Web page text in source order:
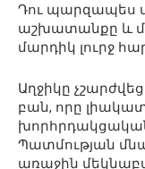
Դու պարզապես
աշխատանքը և
մարդիկ լուրջ
Աղջիկը
բան, որը
խորհրդակցական
Պատմության
առաջին